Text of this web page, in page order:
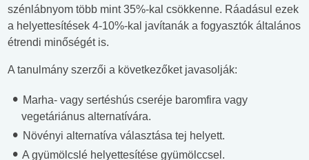
szénlábnyom több mint 35%-kal csökkenne. Ráadásul ezek
a helyettesítések 4-10%-kal javítanák a fogyasztók általános
étrendi minőségét is.
A tanulmány szerzői a következőket javasolják:
Marha- vagy sertéshús cseréje baromfira vagy
vegetáriánus alternatívára.
Növényi alternatíva választása tej helyett.
A gyümölcslé helyettesítése gyümölccsel.